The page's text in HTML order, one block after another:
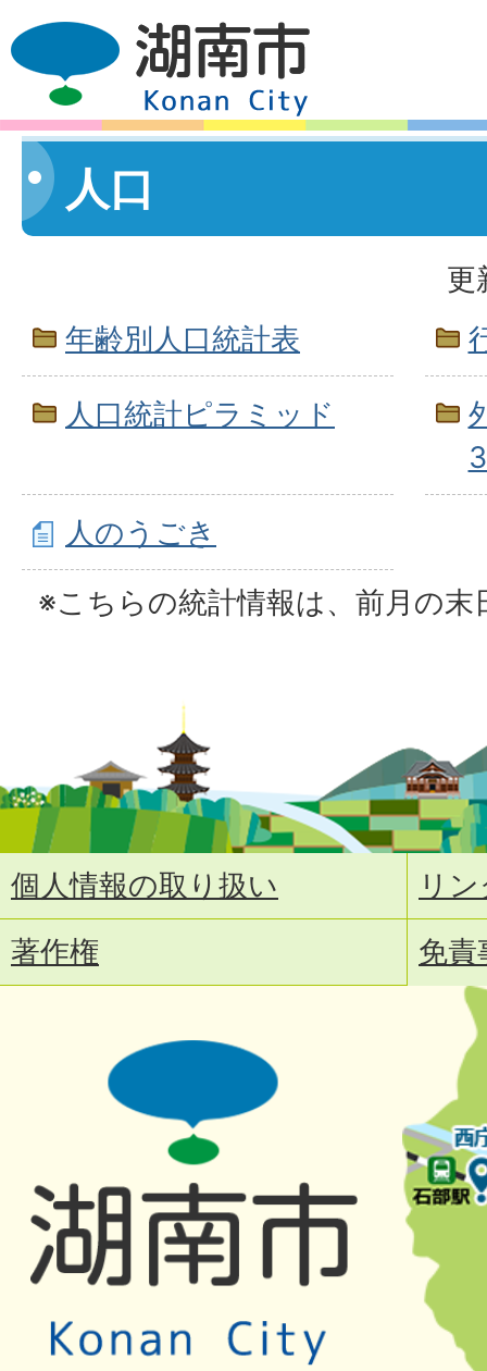
人口
更
年齢別人口統計表
人口統計ピラミッド
人のうごき
※こちらの統計情報は、前月の末
個人情報の取り扱い
リ
著作権
免責